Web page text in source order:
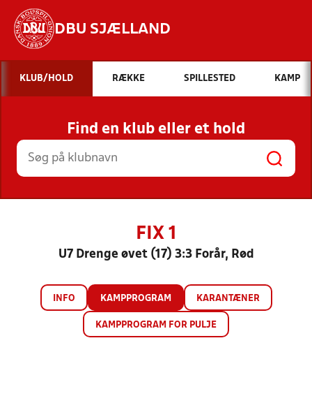
DBU SJÆLLAND
Hvad vil du søge efter?
INDHOLD OG NYHEDER
STILLINGER, RESULTATER, KLUBBER OG
HOLD
KLUB/HOLD RÆKKE SPILLESTED KAMP
Find en klub eller et hold
FIX 1
U7 Drenge øvet (17) 3:3 Forår, Rød
INFO KAMPPROGRAM KARANTÆNER
KAMPPROGRAM FOR PULJE